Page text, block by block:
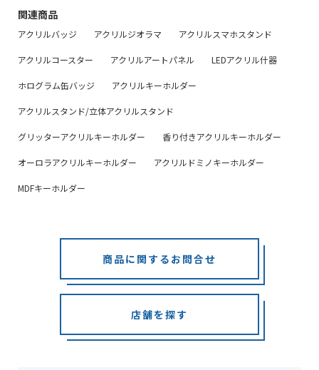
関連商品
アクリルバッジ アクリルジオラマ アクリルスマホスタンド
アクリルコースター アクリルアートパネル LEDアクリル什器
ホログラム缶バッジ アクリルキーホルダー
アクリルスタンド/立体アクリルスタンド
グリッターアクリルキーホルダー 香り付きアクリルキーホルダー
オーロラアクリルキーホルダー アクリルドミノキーホルダー
MDFキーホルダー
商品に関するお問合せ
店舗を探す